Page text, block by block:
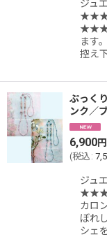
ジュ
★★★
★★★
ます
控え
ぷっく
ンク／
6,900円
(税込 :
ジュ
カロ
ぼれ
シェ